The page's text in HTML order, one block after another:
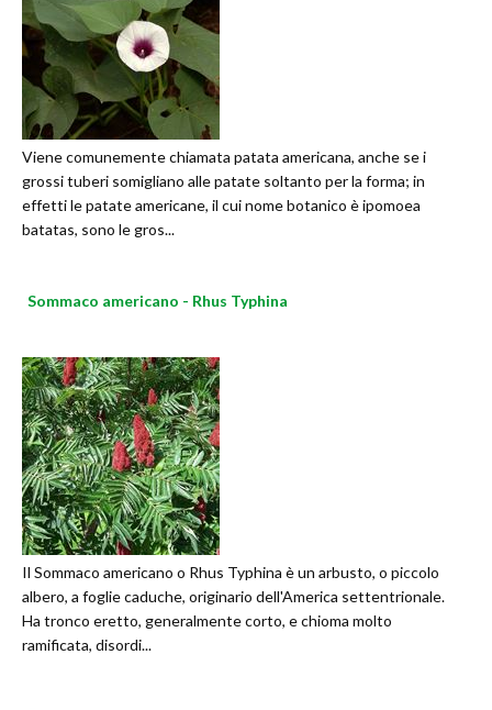
Viene comunemente chiamata patata americana, anche se i
grossi tuberi somigliano alle patate soltanto per la forma; in
effetti le patate americane, il cui nome botanico è ipomoea
batatas, sono le gros...
Sommaco americano - Rhus Typhina
Il Sommaco americano o Rhus Typhina è un arbusto, o piccolo
albero, a foglie caduche, originario dell'America settentrionale.
Ha tronco eretto, generalmente corto, e chioma molto
ramificata, disordi...